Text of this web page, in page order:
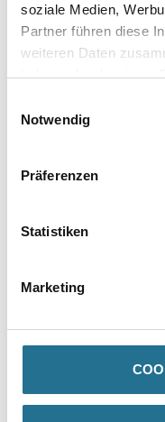
soziale Medien,
Partner führen diese
weiteren Daten
haben oder die sie im
Notwendig
Präferenzen
Statistiken
Marketing
- Hohe Farbsättigung
- Mineralische Oberfläche